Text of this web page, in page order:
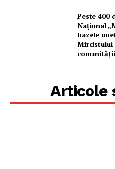
Peste 400
Național
bazele
Mircistului
Articole